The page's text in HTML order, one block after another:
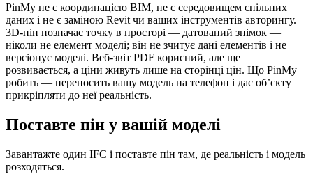
PinMy не є координацією BIM, не є середовищем спільних
даних і не є заміною Revit чи ваших інструментів авторингу.
3D-пін позначає точку в просторі — датований знімок —
ніколи не елемент моделі; він не зчитує дані елементів і не
версіонує моделі. Веб-звіт PDF корисний, але ще
розвивається, а ціни живуть лише на сторінці цін. Що PinMy
робить — переносить вашу модель на телефон і дає об’єкту
прикріпляти до неї реальність.
Поставте пін у вашій моделі
Завантажте один IFC і поставте пін там, де реальність і модель
розходяться.